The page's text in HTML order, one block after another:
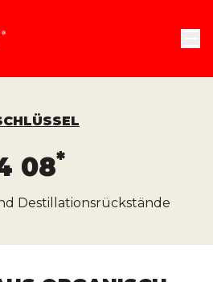
08*
Destillationsrückstände